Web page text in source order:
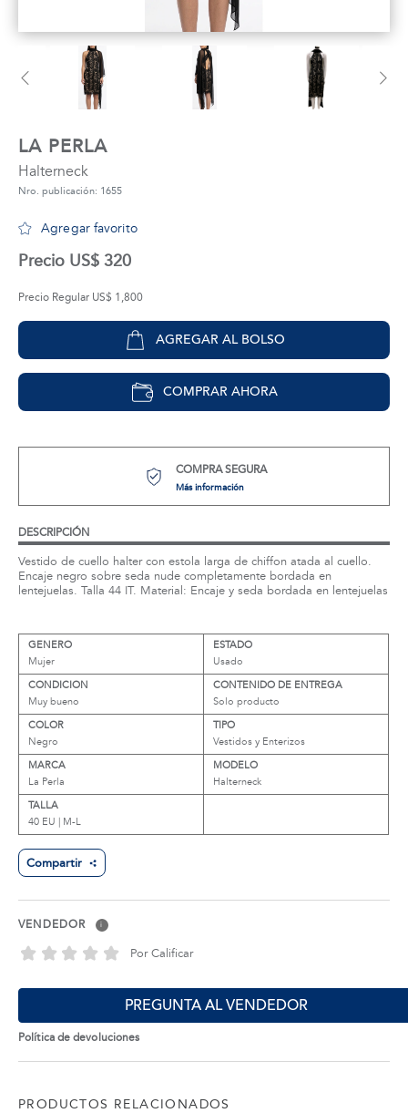
LA PERLA
Halterneck
Nro. publicación: 1655
Agregar favorito
Precio US$ 320
Precio Regular US$ 1,800
AGREGAR AL BOLSO
COMPRAR AHORA
COMPRA SEGURA
Más información
DESCRIPCIÓN
Vestido de cuello halter con estola larga de chiffon atada al cuello.
Encaje negro sobre seda nude completamente bordada en
lentejuelas. Talla 44 IT. Material: Encaje y seda bordada en lentejuelas
GENERO
Mujer
ESTADO
Usado
CONDICION
Muy bueno
CONTENIDO DE ENTREGA
Solo producto
COLOR
Negro
TIPO
Vestidos y Enterizos
MARCA
La Perla
MODELO
Halterneck
TALLA
40 EU | M-L
Compartir
VENDEDOR i
Por Calificar
PREGUNTA AL VENDEDOR
Política de devoluciones
PRODUCTOS RELACIONADOS